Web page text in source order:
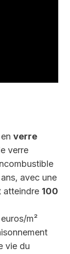
verre
verre
avec une
atteindre 100
m²
vie du